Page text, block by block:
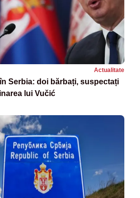
Actualitate
Serbia: doi bărbați, suspectați
lui Vučić